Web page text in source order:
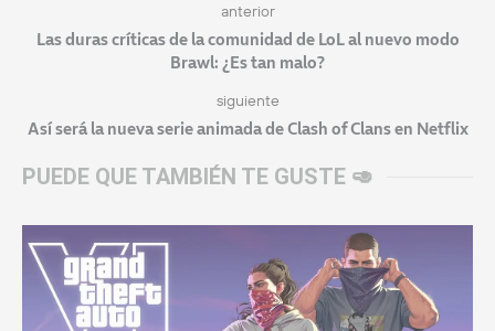
anterior
Las duras críticas de la comunidad de LoL al nuevo modo
Brawl: ¿Es tan malo?
siguiente
Así será la nueva serie animada de Clash of Clans en Netflix
PUEDE QUE TAMBIÉN TE GUSTE 🥑